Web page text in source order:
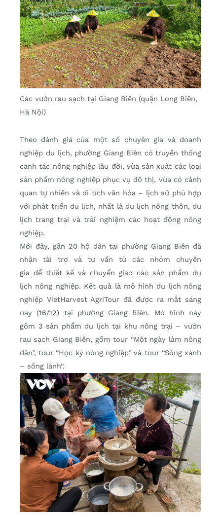
Các vườn rau sạch tại Giang Biên (quận Long Biên,
Hà Nội)
Theo đánh giá của một số chuyên gia và doanh
nghiệp du lịch, phường Giang Biên có truyền thống
canh tác nông nghiệp lâu đời, vừa sản xuất các loại
sản phẩm nông nghiệp phục vụ đô thị, vừa có cảnh
quan tự nhiên và di tích văn hóa – lịch sử phù hợp
với phát triển du lịch, nhất là du lịch nông thôn, du
lịch trang trại và trải nghiệm các hoạt động nông
nghiệp.
Mới đây, gần 20 hộ dân tại phường Giang Biên đã
nhận tài trợ và tư vấn từ các nhóm chuyên
gia để thiết kế và chuyển giao các sản phẩm du
lịch nông nghiệp. Kết quả là mô hình du lịch nông
nghiệp VietHarvest AgriTour đã được ra mắt sáng
nay (16/12) tại phường Giang Biên. Mô hình này
gồm 3 sản phẩm du lịch tại khu nông trại – vườn
rau sạch Giang Biên, gồm tour “Một ngày làm nông
dân”, tour “Học kỳ nông nghiệp” và tour “Sống xanh
– sống lành”.